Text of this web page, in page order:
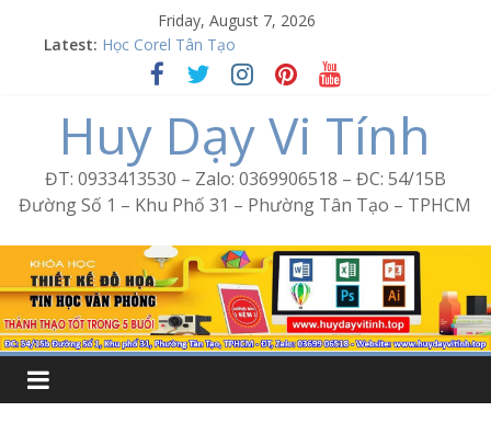
Friday, August 7, 2026
Latest: Word Bình Trị Đông – Tin học văn phòng cấp tốc
Học Corel Tân Tạo
Cách tạo USB Boot bằng Ventoy
Khóa học Photoshop tại Tân Tạo
Excel Bình Trị Đông – Vi tính văn phòng cấp tốc
Huy Dạy Vi Tính
ĐT: 0933413530 – Zalo: 0369906518 – ĐC: 54/15B
Đường Số 1 – Khu Phố 31 – Phường Tân Tạo – TPHCM